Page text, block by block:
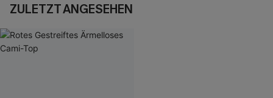
ZULETZT ANGESEHEN